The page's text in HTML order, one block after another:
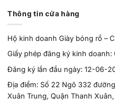
Thông tin cửa hàng
Hộ kinh doanh Giày bóng rổ –
Giấy phép đăng ký kinh doanh:
Đăng ký lần đầu ngày: 12-06-
Địa điểm: Số 22 Ngõ 332
Xuân Trung, Quận Thanh